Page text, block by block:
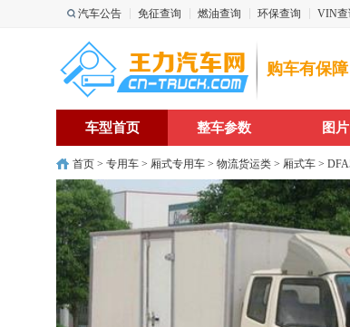
汽车公告 免征查询 燃油查询 环保查询 VIN查
购车有保障
车型首页 整车参数 图片
首页 > 专用车 > 厢式专用车 > 物流货运类 > 厢式车 >